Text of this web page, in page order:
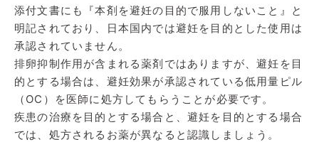
添付文書にも『本剤を避妊の目的で服用しないこと』と
明記されており、日本国内では避妊を目的とした使用は
承認されていません。
排卵抑制作用が含まれる薬剤ではありますが、避妊を目
的とする場合は、避妊効果が承認されている低用量ピル
（OC）を医師に処方してもらうことが必要です。
疾患の治療を目的とする場合と、避妊を目的とする場合
では、処方されるお薬が異なると認識しましょう。